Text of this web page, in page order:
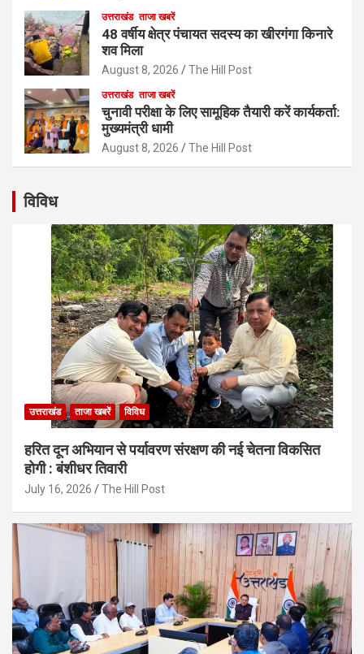
उत्तराखंड ताजा खबरें
48 वर्षीय क्षेत्र पंचायत सदस्य का खीरगंगा किनारे
शव मिला
August 8, 2026 The Hill Post
उत्तराखंड ताजा खबरें
चुनावी परीक्षा के लिए सामूहिक तैयारी करें कार्यकर्ता:
मुख्यमंत्री धामी
August 8, 2026 The Hill Post
विविध
उत्तराखंड ताजा खबरें विविध
हरित दून अभियान से पर्यावरण संरक्षण की नई चेतना विकसित
होगी : बंशीधर तिवारी
July 16, 2026 The Hill Post